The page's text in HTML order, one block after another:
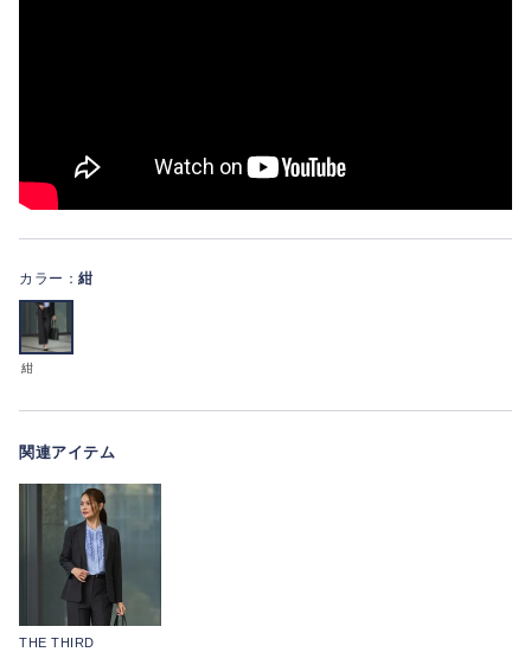
カラー： 紺
紺
関連アイテム
THE THIRD